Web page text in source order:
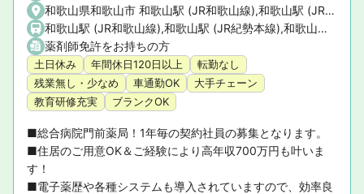
和歌山県和歌山市 和歌山駅 (JR和歌山線),和歌山駅 (JR紀勢本線),和歌山市駅 (南海和歌山港線),和歌山市駅 (南海加太線)
和歌山駅 (JR和歌山線),和歌山駅 (JR紀勢本線),和歌山市駅 (南海和歌山港線),和歌山市駅 (南海加太線)
薬剤師免許をお持ちの方
土日休み 年間休日120日以上
転勤なし
残業無し・少なめ
車通勤OK
大手チェーン
教育研修充実
ブランクOK
■総合病院門前薬局！1年毎の契約社員の募集となります。
■住居のご用意OK＆ご経験により高年収700万円も叶いま
す！
■電子薬歴や各種システムも導入されていますので、効率良